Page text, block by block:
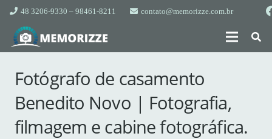
48 3206-9330 – 98461-8211 contato@memorizze.com.br
Fotógrafo de casamento
Benedito Novo | Fotografia,
filmagem e cabine fotográfica.